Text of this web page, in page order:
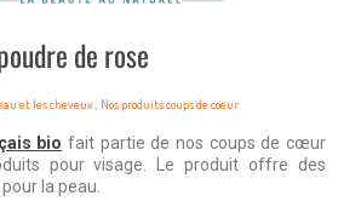
de rose
et les cheveux , Nos produits coups de coeur
bio fait partie de nos coups de cœur
pour visage. Le produit offre des
la peau.